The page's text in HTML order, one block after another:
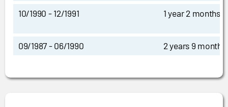
10/1990 - 12/1991 1 year 2 months
09/1987 - 06/1990 2 years 9 months